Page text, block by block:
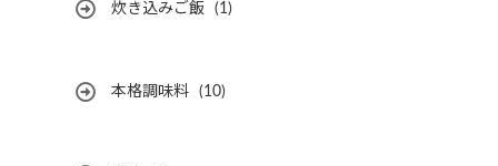
炊き込みご飯 (1)
本格調味料 (10)